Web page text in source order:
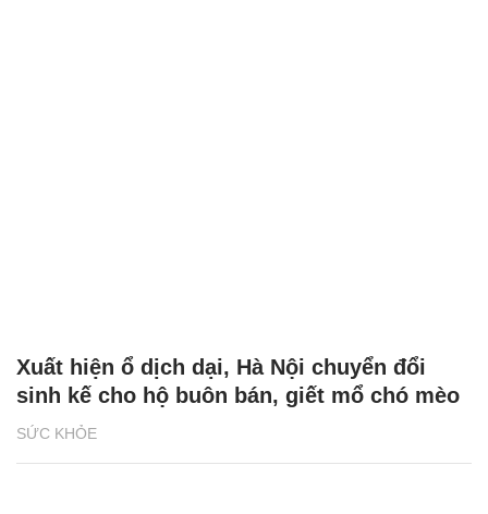
SỨC KHỎE
Xuất hiện ổ dịch dại, Hà Nội chuyển đổi
sinh kế cho hộ buôn bán, giết mổ chó mèo